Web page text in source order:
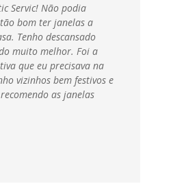
Servic! Não podia
bom ter janelas a
Tenho descansado
muito melhor. Foi a
que eu precisava na
vizinhos bem festivos e
as janelas